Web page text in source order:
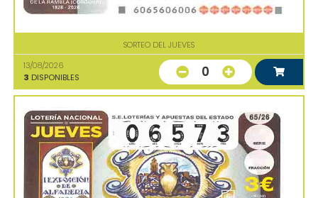
SORTEO DEL JUEVES
13/08/2026
3 DISPONIBLES 0